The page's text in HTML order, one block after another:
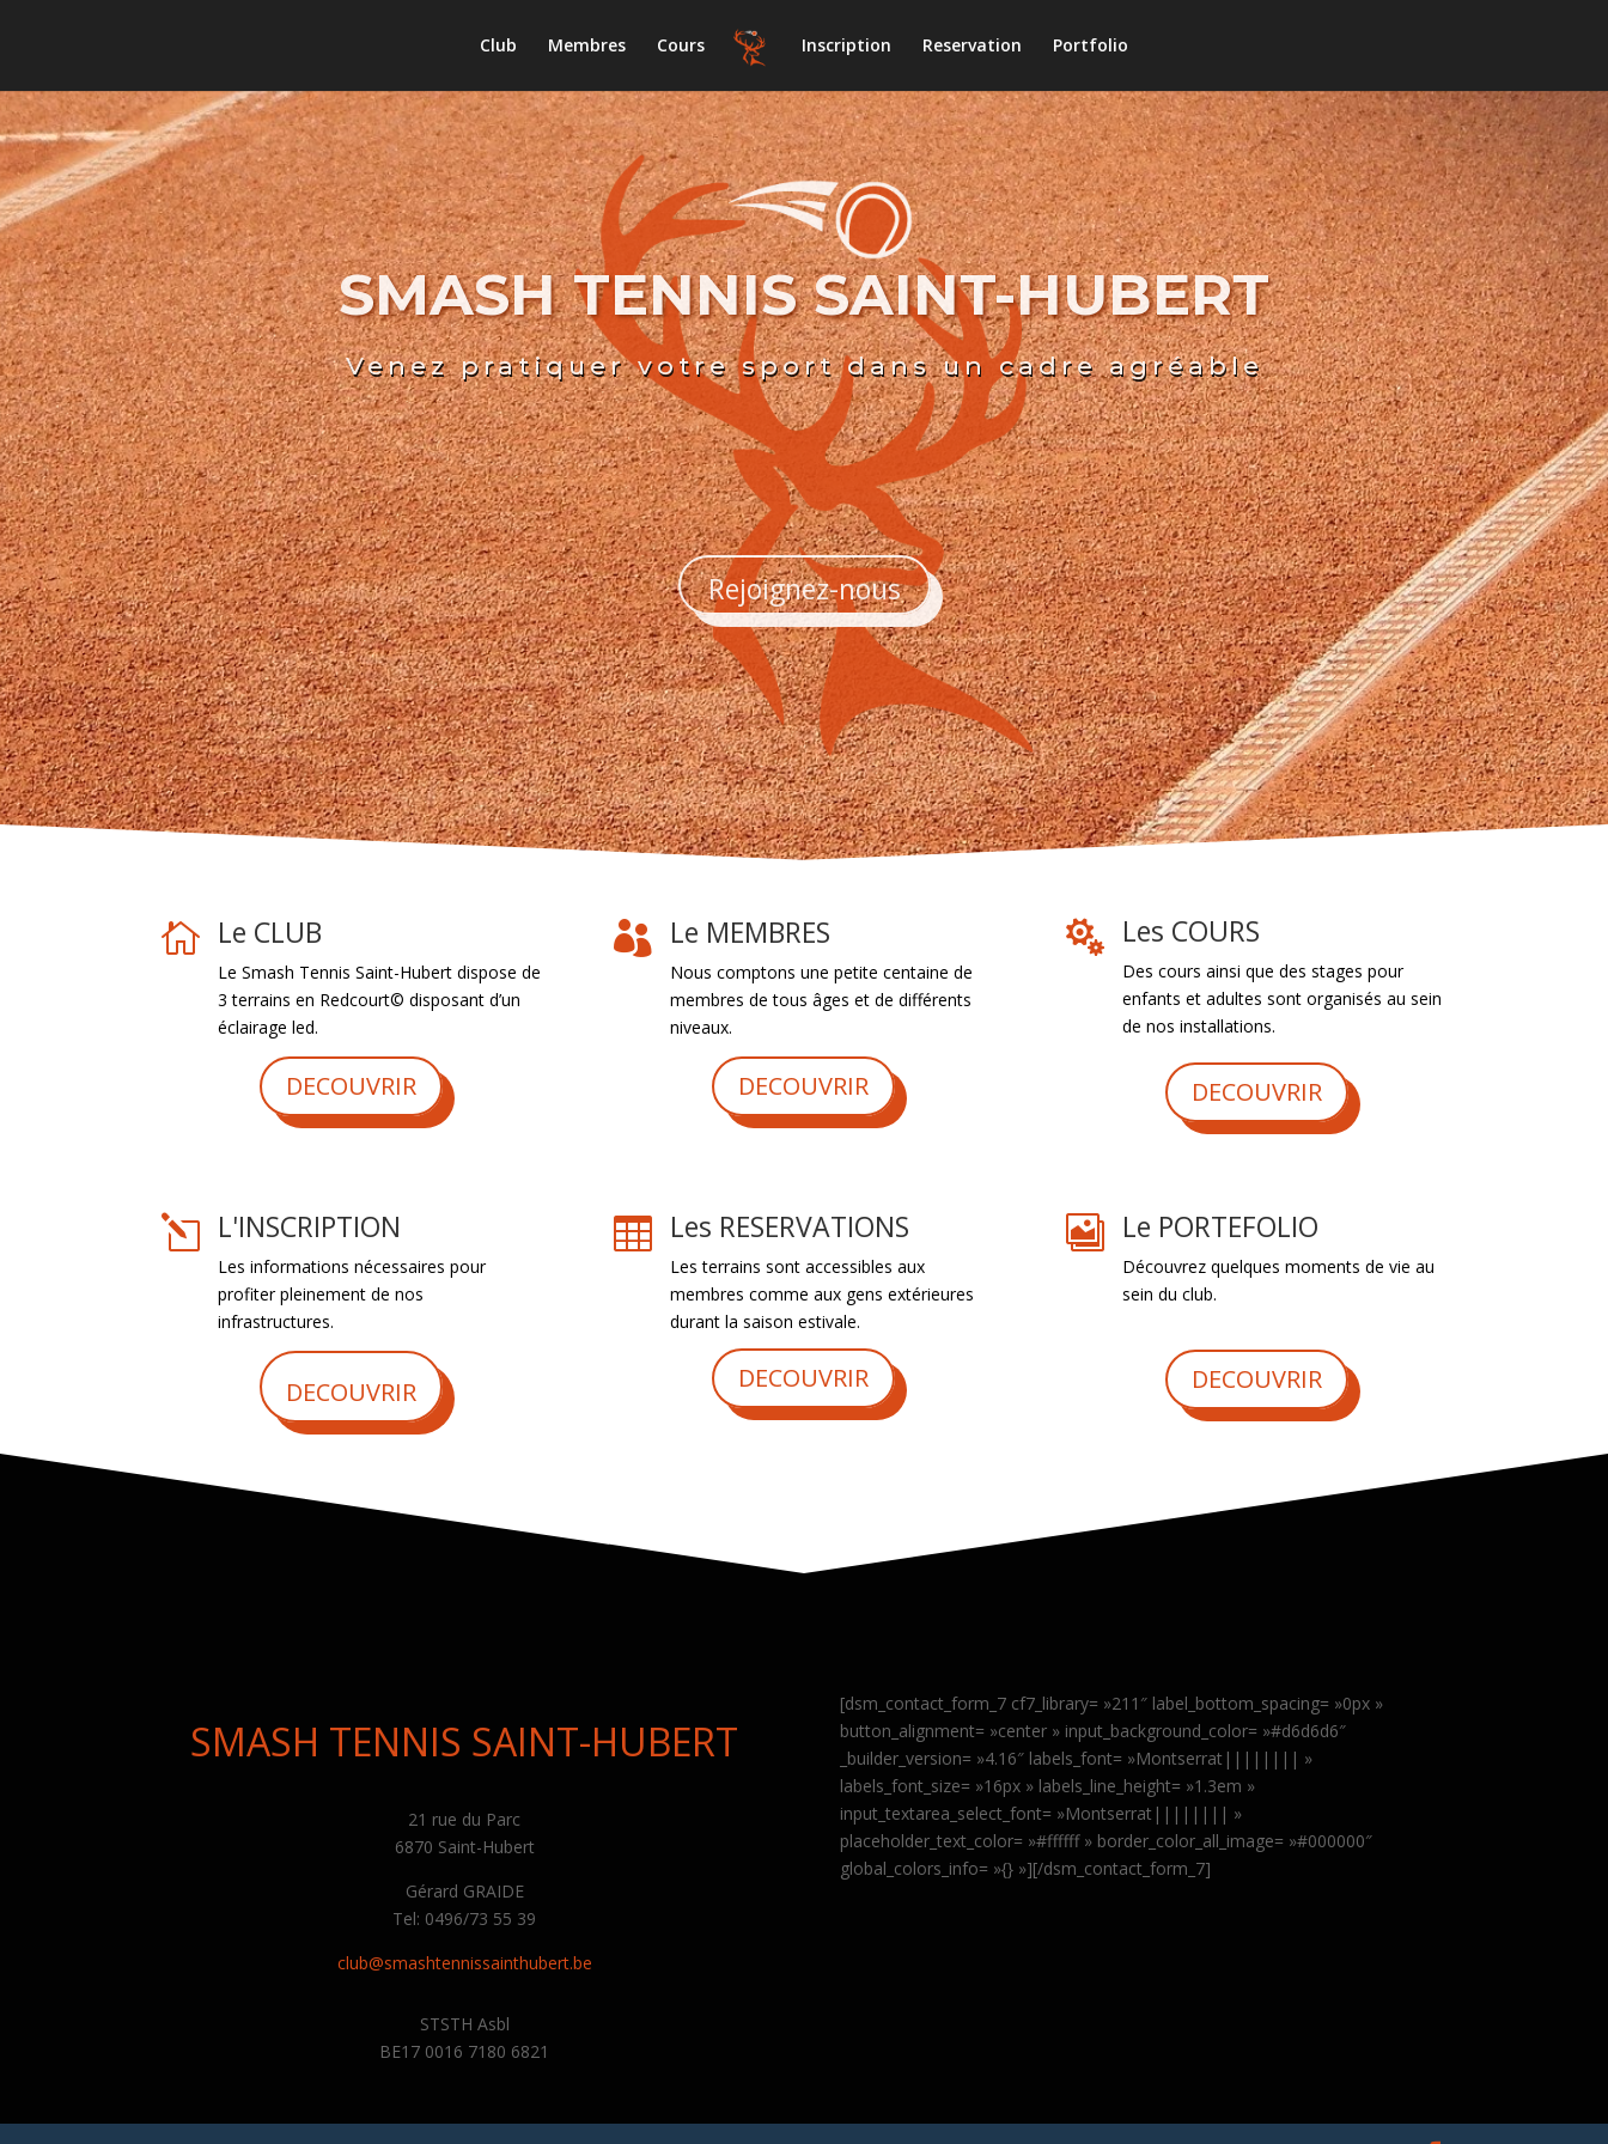
Club Membres Cours Inscription Reservation Portfolio
SMASH TENNIS SAINT-HUBERT
Venez pratiquer votre sport dans un cadre agréable
Rejoignez-nous
 Le CLUB
Le Smash Tennis Saint-Hubert dispose de
3 terrains en Redcourt© disposant d’un
éclairage led.
DECOUVRIR
 Le MEMBRES
Nous comptons une petite centaine de
membres de tous âges et de différents
niveaux.
DECOUVRIR
 Les COURS
Des cours ainsi que des stages pour
enfants et adultes sont organisés au sein
de nos installations.
DECOUVRIR
l L'INSCRIPTION
Les informations nécessaires pour
profiter pleinement de nos
infrastructures.
DECOUVRIR
 Les RESERVATIONS
Les terrains sont accessibles aux
membres comme aux gens extérieures
durant la saison estivale.
DECOUVRIR
 Le PORTEFOLIO
Découvrez quelques moments de vie au
sein du club.
DECOUVRIR
SMASH TENNIS SAINT-HUBERT
21 rue du Parc
6870 Saint-Hubert
Gérard GRAIDE
Tel: 0496/73 55 39
club@smashtennissainthubert.be
STSTH Asbl
BE17 0016 7180 6821
[dsm_contact_form_7 cf7_library= »211″ label_bottom_spacing= »0px »
button_alignment= »center » input_background_color= »#d6d6d6″
_builder_version= »4.16″ labels_font= »Montserrat|||||||| »
labels_font_size= »16px » labels_line_height= »1.3em »
input_textarea_select_font= »Montserrat|||||||| »
placeholder_text_color= »#ffffff » border_color_all_image= »#000000″
global_colors_info= »{} »][/dsm_contact_form_7]